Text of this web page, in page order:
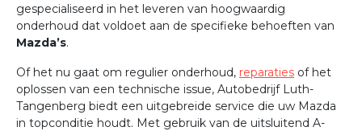
gespecialiseerd in het leveren van hoogwaardig
onderhoud dat voldoet aan de specifieke behoeften van
Mazda’s.
Of het nu gaat om regulier onderhoud, reparaties of het
oplossen van een technische issue, Autobedrijf Luth-
Tangenberg biedt een uitgebreide service die uw Mazda
in topconditie houdt. Met gebruik van de uitsluitend A-